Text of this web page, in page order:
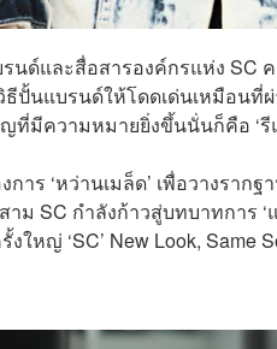
ด์และสื่อสารองค์กรแห่ง SC
ปั้นแบรนด์ให้โดดเด่นเหมือนที่
ที่มีความหมายยิ่งขึ้นนั่นก็คือ ‘รี
ร ‘หว่านเมล็ด’ เพื่อวางรากฐ
SC กำลังก้าวสู่บทบาทการ ‘แ
หญ่ ‘SC’ New Look, Same